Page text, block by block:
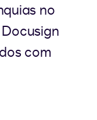
no
com